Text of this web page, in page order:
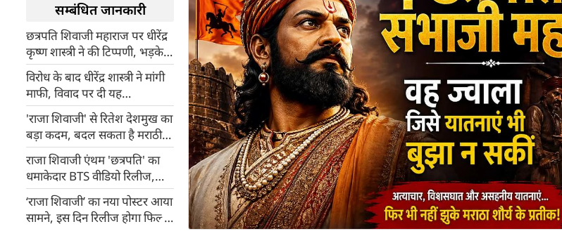
सम्बंधित जानकारी
छत्रपति शिवाजी महाराज पर धीरेंद्र
कृष्ण शास्त्री ने की टिप्पणी, भड़के
रितेश देशमुख, विवाद बढ़ने पर
बाबा ने मांगी माफी
विरोध के बाद धीरेंद्र शास्त्री ने मांगी
माफी, विवाद पर दी यह
सफाई,जानिए क्‍या है मामला?
'राजा शिवाजी' से रितेश देशमुख का
बड़ा कदम, बदल सकता है मराठी
सिनेमा का भविष्य
राजा शिवाजी एंथम 'छत्रपति' का
धमाकेदार BTS वीडियो रिलीज,
फैंस की बढ़ी एक्साइटमेंट
‘राजा शिवाजी’ का नया पोस्टर आया
सामने, इस दिन रिलीज होगा फिल्म